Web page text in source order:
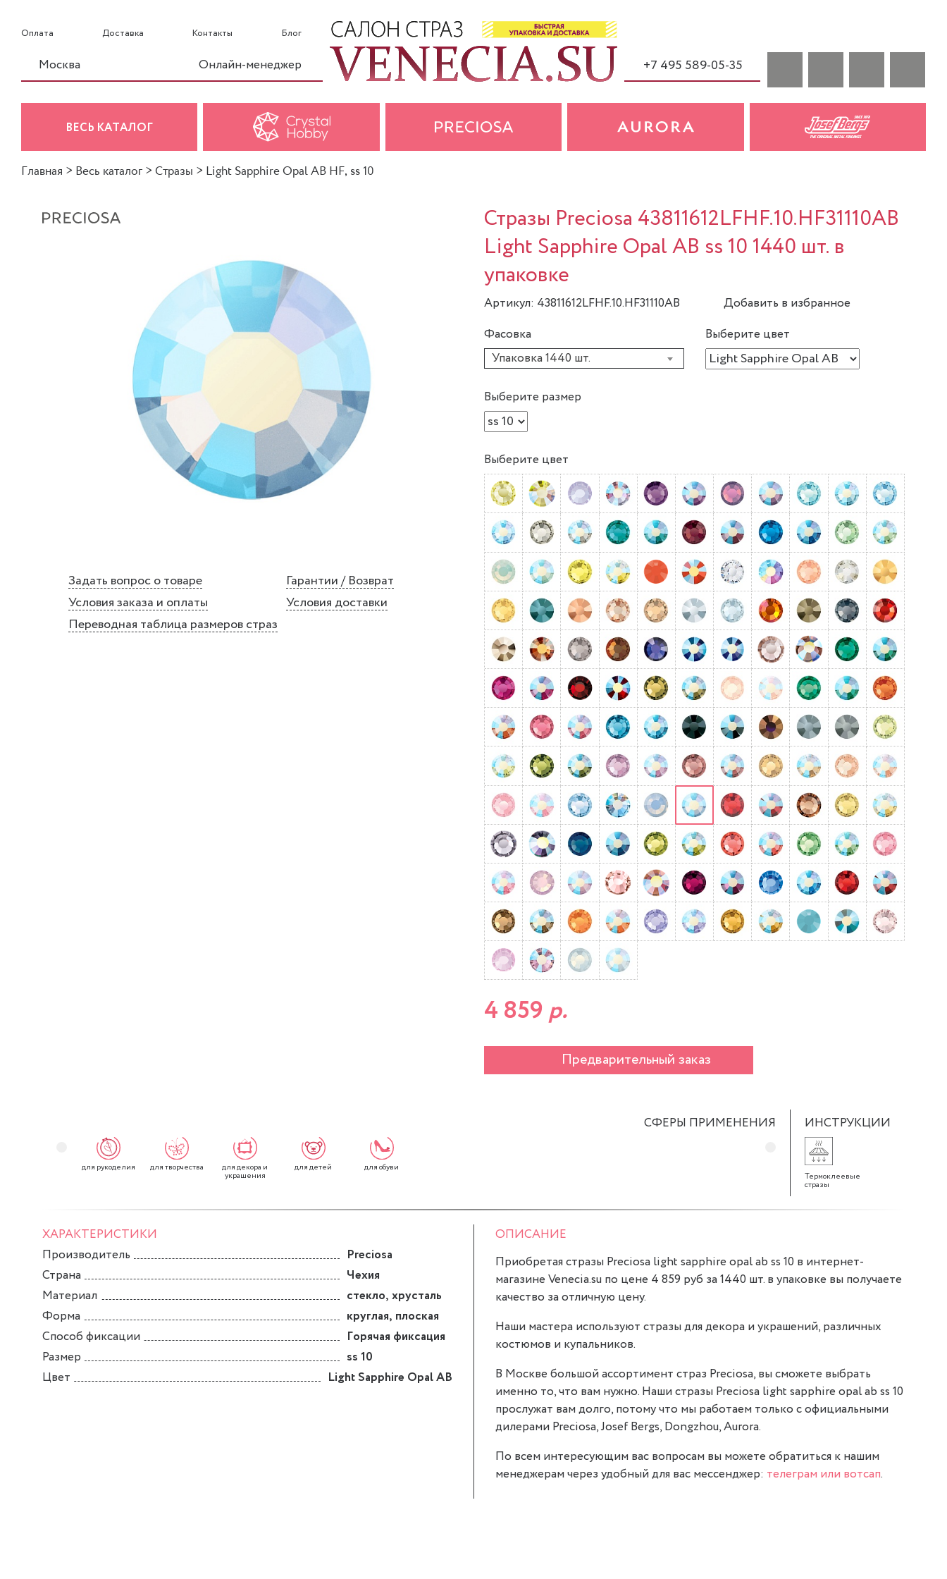
Оплата Доставка Контакты Блог
Москва Онлайн-менеджер +7 495 589-05-35
ВЕСЬ КАТАЛОГ
Главная > Весь каталог > Стразы > Light Sapphire Opal AB HF, ss 10
Задать вопрос о товаре
Гарантии / Возврат
Условия заказа и оплаты
Условия доставки
Переводная таблица размеров страз
Стразы Preciosa 43811612LFHF.10.HF31110AB
Light Sapphire Opal AB ss 10 1440 шт. в
упаковке
Артикул: 43811612LFHF.10.HF31110AB
Добавить в избранное
Фасовка
Упаковка 1440 шт.
Выберите цвет
Выберите размер
Выберите цвет
4 859 р.
Предварительный заказ
СФЕРЫ ПРИМЕНЕНИЯ
для рукоделия для творчества для декора и
украшения
для детей для обуви
ИНСТРУКЦИИ
Термоклеевые
стразы
ХАРАКТЕРИСТИКИ
Производитель
Preciosa
Страна
Чехия
Материал
стекло, хрусталь
Форма
круглая, плоская
Способ фиксации
Горячая фиксация
Размер
ss 10
Цвет
Light Sapphire Opal AB
ОПИСАНИЕ
Приобретая стразы Preciosa light sapphire opal ab ss 10 в интернет-
магазине Venecia.su по цене 4 859 руб за 1440 шт. в упаковке вы получаете
качество за отличную цену.
Наши мастера используют стразы для декора и украшений, различных
костюмов и купальников.
В Москве большой ассортимент страз Preciosa, вы сможете выбрать
именно то, что вам нужно. Наши стразы Preciosa light sapphire opal ab ss 10
прослужат вам долго, потому что мы работаем только с официальными
дилерами Preciosa, Josef Bergs, Dongzhou, Aurora.
По всем интересующим вас вопросам вы можете обратиться к нашим
менеджерам через удобный для вас мессенджер: телеграм или вотсап.